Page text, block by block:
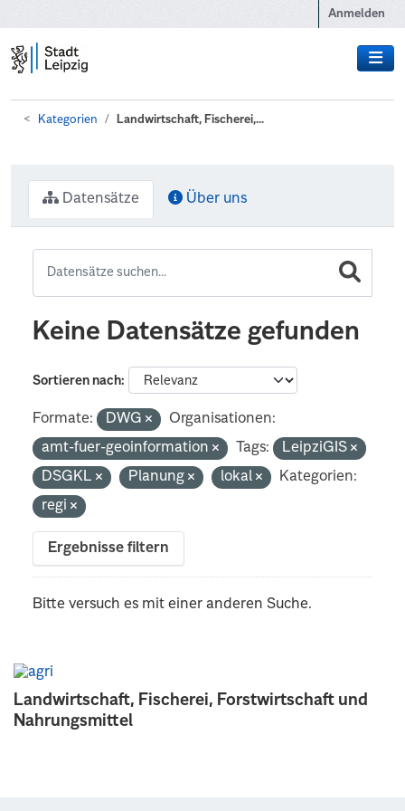
Anmelden
Kategorien Landwirtschaft, Fischerei,...
Landwirtschaft, Fischerei, Forstwirtschaft und
Nahrungsmittel
Datensätze Über uns
Keine Datensätze gefunden
Sortieren nach
Formate: DWG
Organisationen:
amt-fuer-geoinformation
Tags:
LeipziGIS
DSGKL
Planung lokal
Kategorien:
regi
Ergebnisse filtern
Bitte versuch es mit einer anderen Suche.